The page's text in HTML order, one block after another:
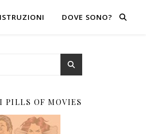
ISTRUZIONI DOVE SONO?
PILLS OF MOVIES